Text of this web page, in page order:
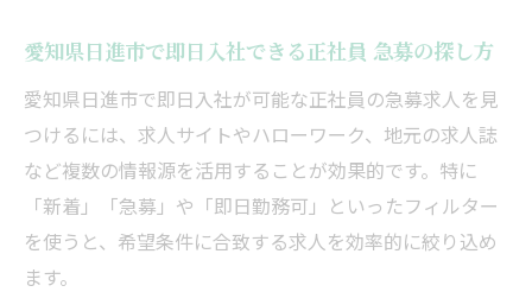
愛知県日進市で即日入社できる正社員 急募の探し方
愛知県日進市で即日入社が可能な正社員の急募求人を見
つけるには、求人サイトやハローワーク、地元の求人誌
など複数の情報源を活用することが効果的です。特に
「新着」「急募」や「即日勤務可」といったフィルター
を使うと、希望条件に合致する求人を効率的に絞り込め
ます。